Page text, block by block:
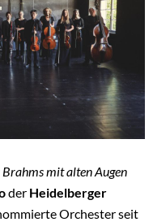
Brahmsmit alten Augen
der Heidelberger
Orchester seit